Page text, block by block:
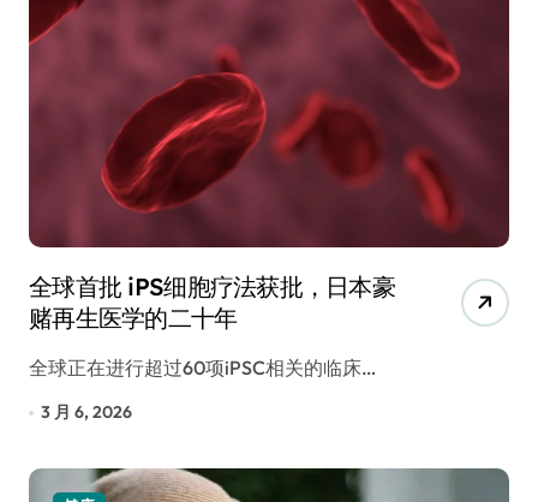
全球首批 iPS细胞疗法获批，日本豪
赌再生医学的二十年
全球正在进行超过60项iPSC相关的临床…
3 月 6, 2026